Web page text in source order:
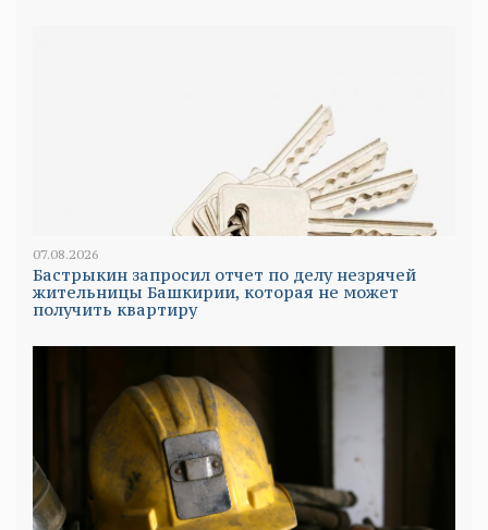
07.08.2026
Бастрыкин запросил отчет по делу незрячей
жительницы Башкирии, которая не может
получить квартиру